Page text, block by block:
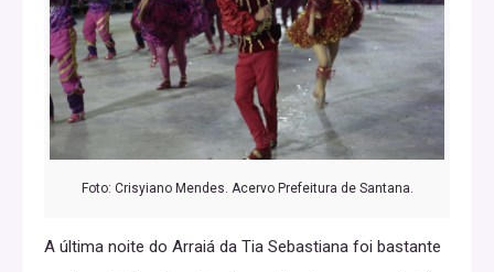
Foto: Crisyiano Mendes. Acervo Prefeitura de Santana.
A última noite do Arraiá da Tia Sebastiana foi bastante